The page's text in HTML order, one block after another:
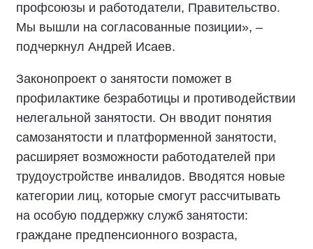
профсоюзы и работодатели, Правительство.
Мы вышли на согласованные позиции», –
подчеркнул Андрей Исаев.
Законопроект о занятости поможет в
профилактике безработицы и противодействии
нелегальной занятости. Он вводит понятия
самозанятости и платформенной занятости,
расширяет возможности работодателей при
трудоустройстве инвалидов. Вводятся новые
категории лиц, которые смогут рассчитывать
на особую поддержку служб занятости:
граждане предпенсионного возраста,